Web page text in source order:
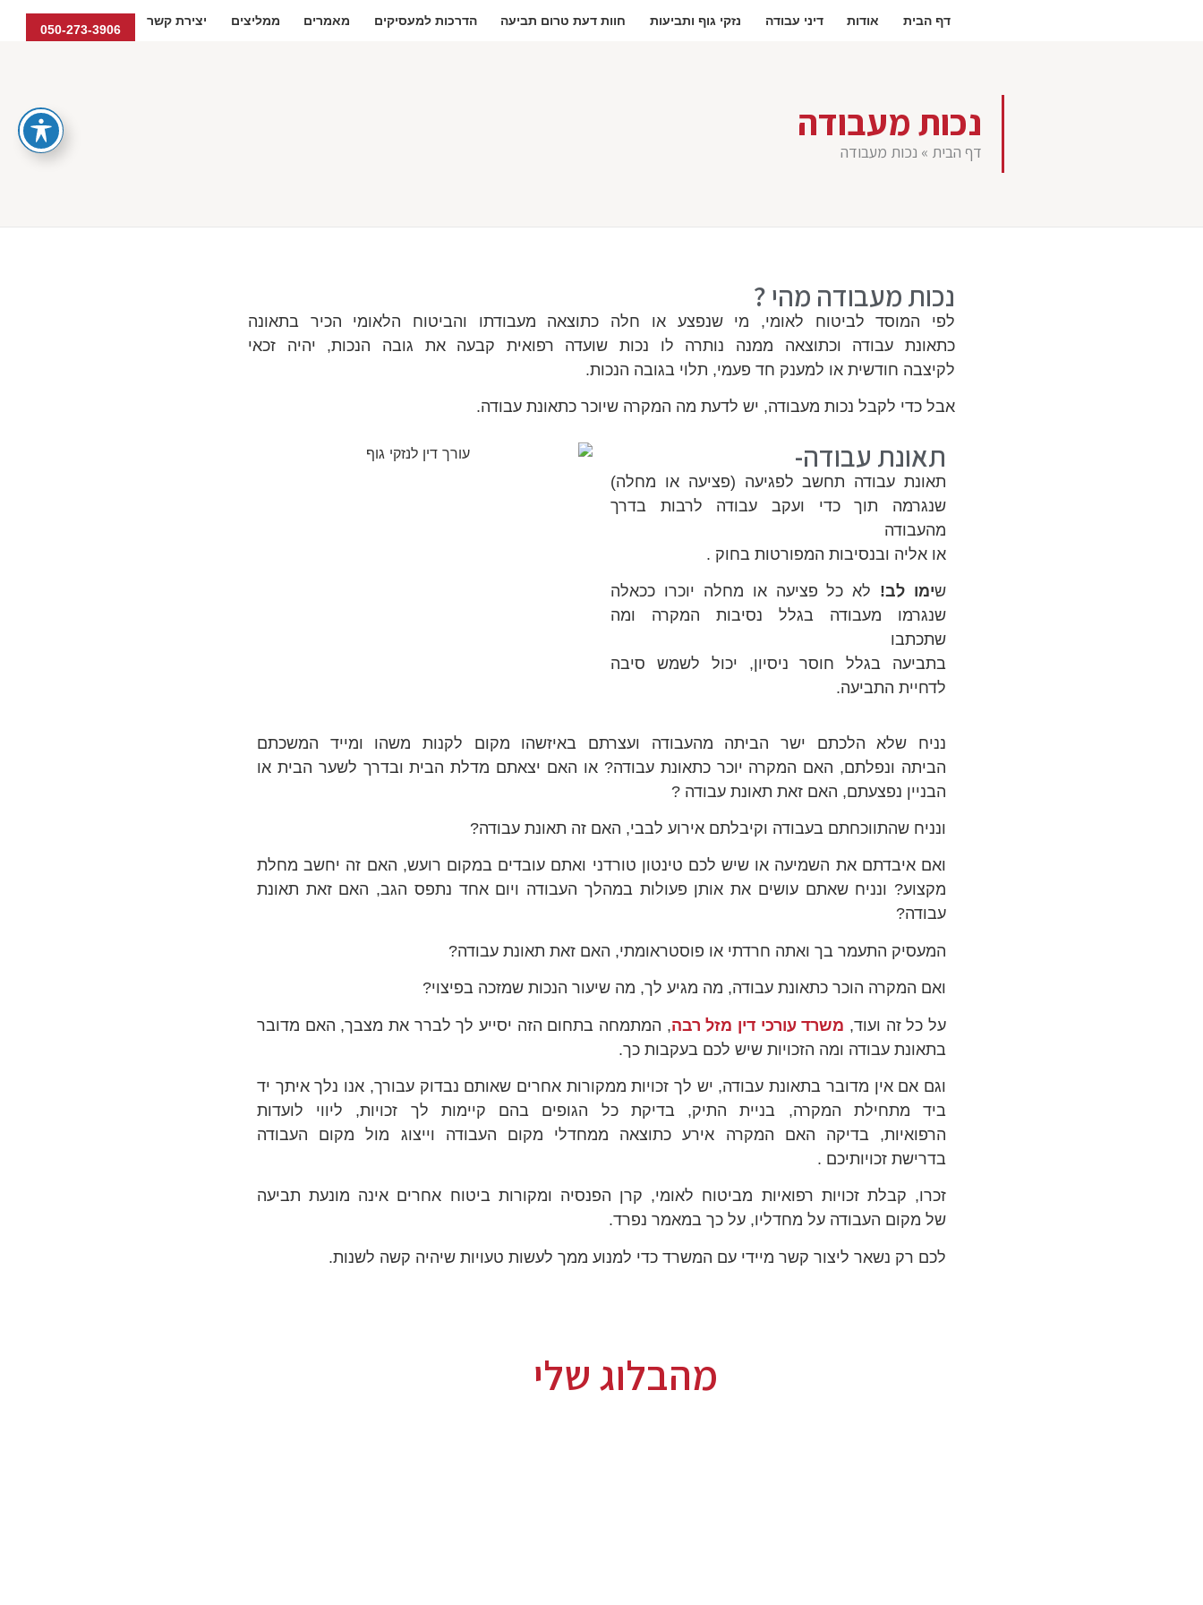
דף הבית אודות דיני עבודה נזקי גוף ותביעות חוות דעת טרום תביעה הדרכות למעסיקים מאמרים ממליצים יצירת קשר
050-273-3906
נכות מעבודה
דף הבית » נכות מעבודה
נכות מעבודה מהי ?
לפי המוסד לביטוח לאומי, מי שנפצע או חלה כתוצאה מעבודתו והביטוח הלאומי הכיר בתאונה
כתאונת עבודה וכתוצאה ממנה נותרה לו נכות שועדה רפואית קבעה את גובה הנכות, יהיה זכאי
לקיצבה חודשית או למענק חד פעמי, תלוי בגובה הנכות.
אבל כדי לקבל נכות מעבודה, יש לדעת מה המקרה שיוכר כתאונת עבודה.
תאונת עבודה-
תאונת עבודה תחשב לפגיעה (פציעה או מחלה)
שנגרמה תוך כדי ועקב עבודה לרבות בדרך
מהעבודה
או אליה ובנסיבות המפורטות בחוק .
שימו לב! לא כל פציעה או מחלה יוכרו ככאלה
שנגרמו מעבודה בגלל נסיבות המקרה ומה
שתכתבו
בתביעה בגלל חוסר ניסיון, יכול לשמש סיבה
לדחיית התביעה.
נניח שלא הלכתם ישר הביתה מהעבודה ועצרתם באיזשהו מקום לקנות משהו ומייד המשכתם
הביתה ונפלתם, האם המקרה יוכר כתאונת עבודה? או האם יצאתם מדלת הבית ובדרך לשער הבית או
הבניין נפצעתם, האם זאת תאונת עבודה ?
ונניח שהתווכחתם בעבודה וקיבלתם אירוע לבבי, האם זה תאונת עבודה?
ואם איבדתם את השמיעה או שיש לכם טינטון טורדני ואתם עובדים במקום רועש, האם זה יחשב מחלת
מקצוע? ונניח שאתם עושים את אותן פעולות במהלך העבודה ויום אחד נתפס הגב, האם זאת תאונת
עבודה?
המעסיק התעמר בך ואתה חרדתי או פוסטראומתי, האם זאת תאונת עבודה?
ואם המקרה הוכר כתאונת עבודה, מה מגיע לך, מה שיעור הנכות שמזכה בפיצוי?
על כל זה ועוד, משרד עורכי דין מזל רבה, המתמחה בתחום הזה יסייע לך לברר את מצבך, האם מדובר
בתאונת עבודה ומה הזכויות שיש לכם בעקבות כך.
וגם אם אין מדובר בתאונת עבודה, יש לך זכויות ממקורות אחרים שאותם נבדוק עבורך, אנו נלך איתך יד
ביד מתחילת המקרה, בניית התיק, בדיקת כל הגופים בהם קיימות לך זכויות, ליווי לועדות
הרפואיות, בדיקה האם המקרה אירע כתוצאה ממחדלי מקום העבודה וייצוג מול מקום העבודה
בדרישת זכויותיכם .
זכרו, קבלת זכויות רפואיות מביטוח לאומי, קרן הפנסיה ומקורות ביטוח אחרים אינה מונעת תביעה
של מקום העבודה על מחדליו, על כך במאמר נפרד.
לכם רק נשאר ליצור קשר מיידי עם המשרד כדי למנוע ממך לעשות טעויות שיהיה קשה לשנות.
מהבלוג שלי